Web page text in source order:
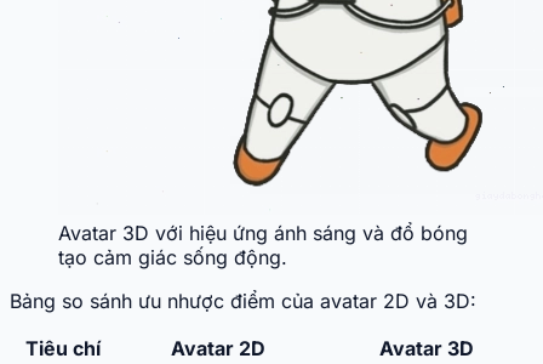
Avatar 3D với hiệu ứng ánh sáng và đổ bóng
tạo cảm giác sống động.
Bảng so sánh ưu nhược điểm của avatar 2D và 3D:
Tiêu chí
Avatar 2D
Avatar 3D